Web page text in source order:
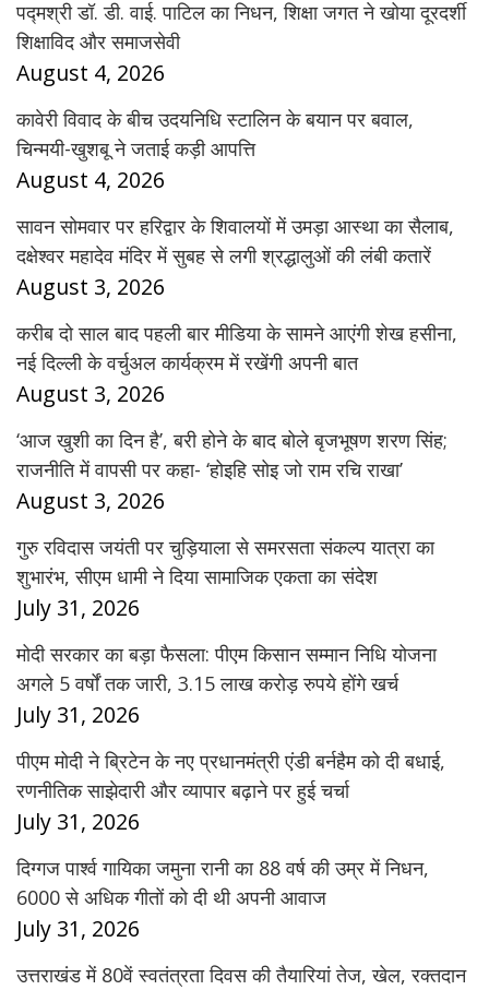
पद्मश्री डॉ. डी. वाई. पाटिल का निधन, शिक्षा जगत ने खोया दूरदर्शी
शिक्षाविद और समाजसेवी
August 4, 2026
कावेरी विवाद के बीच उदयनिधि स्टालिन के बयान पर बवाल,
चिन्मयी-खुशबू ने जताई कड़ी आपत्ति
August 4, 2026
सावन सोमवार पर हरिद्वार के शिवालयों में उमड़ा आस्था का सैलाब,
दक्षेश्वर महादेव मंदिर में सुबह से लगी श्रद्धालुओं की लंबी कतारें
August 3, 2026
करीब दो साल बाद पहली बार मीडिया के सामने आएंगी शेख हसीना,
नई दिल्ली के वर्चुअल कार्यक्रम में रखेंगी अपनी बात
August 3, 2026
‘आज खुशी का दिन है’, बरी होने के बाद बोले बृजभूषण शरण सिंह;
राजनीति में वापसी पर कहा- ‘होइहि सोइ जो राम रचि राखा’
August 3, 2026
गुरु रविदास जयंती पर चुड़ियाला से समरसता संकल्प यात्रा का
शुभारंभ, सीएम धामी ने दिया सामाजिक एकता का संदेश
July 31, 2026
मोदी सरकार का बड़ा फैसला: पीएम किसान सम्मान निधि योजना
अगले 5 वर्षों तक जारी, 3.15 लाख करोड़ रुपये होंगे खर्च
July 31, 2026
पीएम मोदी ने ब्रिटेन के नए प्रधानमंत्री एंडी बर्नहैम को दी बधाई,
रणनीतिक साझेदारी और व्यापार बढ़ाने पर हुई चर्चा
July 31, 2026
दिग्गज पार्श्व गायिका जमुना रानी का 88 वर्ष की उम्र में निधन,
6000 से अधिक गीतों को दी थी अपनी आवाज
July 31, 2026
उत्तराखंड में 80वें स्वतंत्रता दिवस की तैयारियां तेज, खेल, रक्तदान